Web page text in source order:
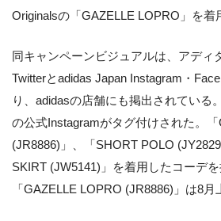
Originalsの「GAZELLE LOPRO」を着
同キャンペーンビジュアルは、アディ
Twitterとadidas Japan Instagram・
り、adidasの店舗にも掲出されている
の公式Instagramがタグ付けされた。
(JR8886)」、「SHORT POLO
SKIRT (JW5141)」を着用したコーデを
「GAZELLE LOPRO (JR8886)」は8月